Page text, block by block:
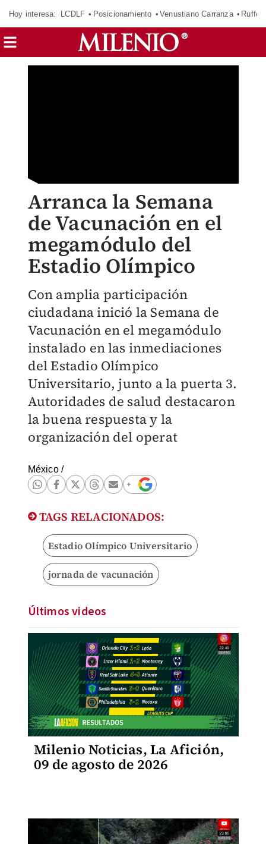
Hoy interesa: LCDLF Posicionamiento Venustiano Carranza Ruffo
Arranca la Semana
de Vacunación en el
megamódulo del
Estadio Olímpico
Con amplia participación
ciudadana inició la Semana de
Vacunación en el megamódulo
instalado en las inmediaciones
del Estadio Olímpico
Universitario, junto a la puerta 3.
Autoridades de salud destacaron
la buena respuesta y la
organización del operat
México/
TAGS RELACIONADOS:
Estadio Olímpico Universitario
jornada de vacunación
Últimos videos
Milenio Noticias, La Afición,
09 de agosto de 2026